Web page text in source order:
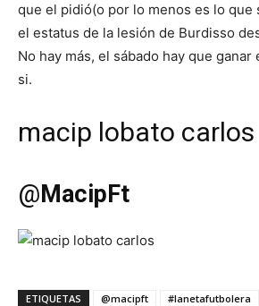
que el pidió(o por lo menos es lo que
el estatus de la lesión de Burdisso
No hay más, el sábado hay que ganar
si.
macip lobato carlos
@MacipFt
ETIQUETAS @macipft #lanetafutbolera